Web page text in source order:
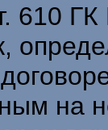
610
на